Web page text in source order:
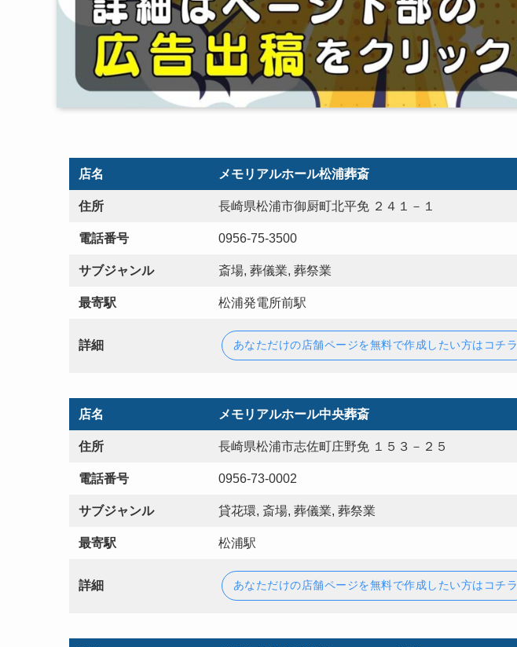
店名 メモリアルホール松浦葬斎
住所 長崎県松浦市御厨町北平免 ２４１－１
電話番号 0956-75-3500
サブジャンル 斎場, 葬儀業, 葬祭業
最寄駅 松浦発電所前駅
詳細 あなただけの店舗ページを無料で作成したい方はコチラ
店名 メモリアルホール中央葬斎
住所 長崎県松浦市志佐町庄野免 １５３－２５
電話番号 0956-73-0002
サブジャンル 貸花環, 斎場, 葬儀業, 葬祭業
最寄駅 松浦駅
詳細 あなただけの店舗ページを無料で作成したい方はコチラ